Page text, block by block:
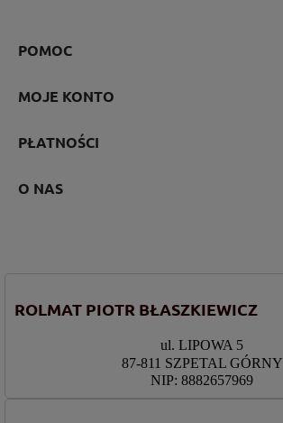
POMOC
MOJE KONTO
PŁATNOŚCI
O NAS
ROLMAT PIOTR BŁASZKIEWICZ
ul. LIPOWA 5
87-811 SZPETAL GÓRNY
NIP: 8882657969